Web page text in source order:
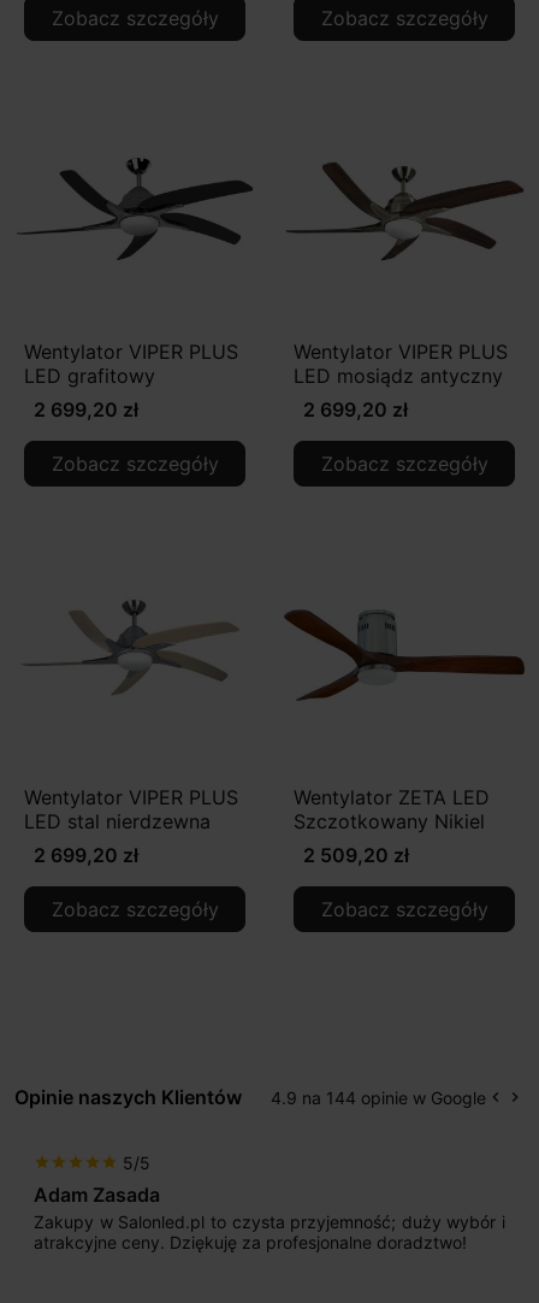
Zobacz szczegóły Zobacz szczegóły
Wentylator VIPER PLUS
LED grafitowy
2 699,20 zł
Zobacz szczegóły
Wentylator VIPER PLUS
LED mosiądz antyczny
2 699,20 zł
Zobacz szczegóły
Wentylator VIPER PLUS
LED stal nierdzewna
2 699,20 zł
Zobacz szczegóły
Wentylator ZETA LED
Szczotkowany Nikiel
2 509,20 zł
Zobacz szczegóły
Opinie naszych Klientów 4.9 na 144 opinie w Google keyboard_arrow_left keyboard_arrow_right
star star star star star 5/5
Adam Zasada
Zakupy w Salonled.pl to czysta przyjemność; duży wybór i
atrakcyjne ceny. Dziękuję za profesjonalne doradztwo!